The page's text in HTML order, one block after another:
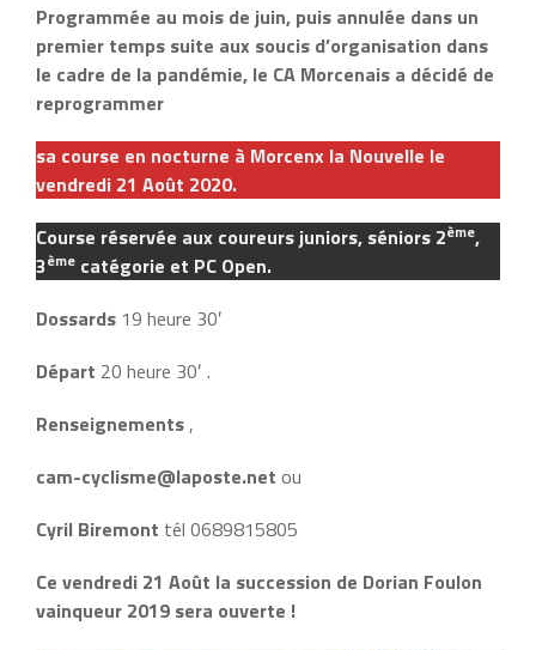
Programmée au mois de juin, puis annulée dans un
premier temps suite aux soucis d’organisation dans
le cadre de la pandémie, le CA Morcenais a décidé de
reprogrammer
sa course en nocturne à Morcenx la Nouvelle le
vendredi 21 Août 2020.
Course réservée aux coureurs juniors, séniors 2ème,
3ème catégorie et PC Open.
Dossards 19 heure 30′
Départ 20 heure 30′ .
Renseignements ,
cam-cyclisme@laposte.net ou
Cyril Biremont tél 0689815805
Ce vendredi 21 Août la succession de Dorian Foulon
vainqueur 2019 sera ouverte !